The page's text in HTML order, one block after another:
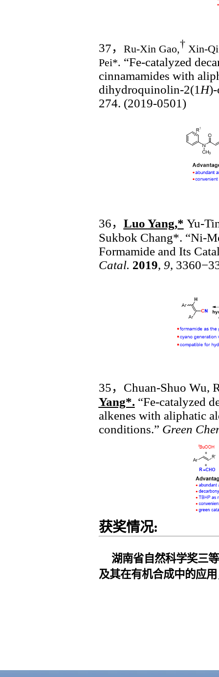
37， Ru-Xin Gao,† Xin-
Pei*. “Fe-catalyzed
cinnamamides with
dihydroquinolin-2(1H)-
274. (2019-0501)
36， Luo Yang,* Yu-
Sukbok Chang*. “Ni-
Formamide and Its
Catal. 2019, 9,
35， Chuan-Shuo Wu,
Yang*. “Fe-catalyzed
alkenes with aliphatic
conditions.” Green
获奖情况:
湖南省自然科学奖三
及其在有机合成中的应用